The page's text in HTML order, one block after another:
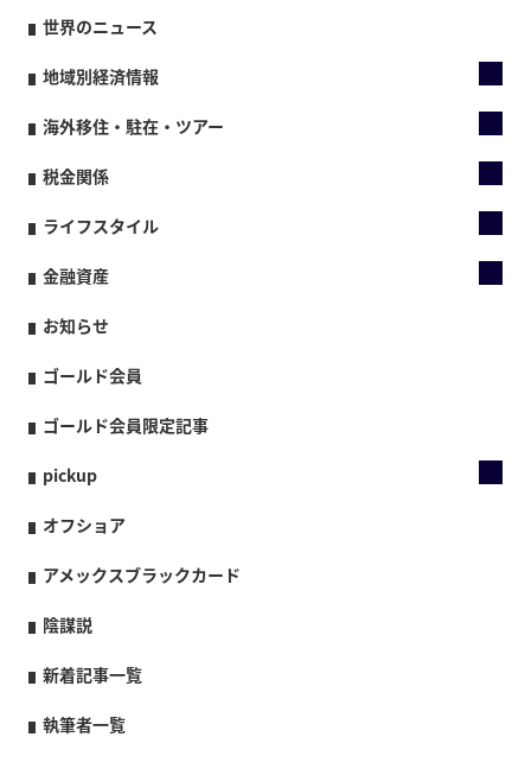
世界のニュース
地域別経済情報
海外移住・駐在・ツアー
税金関係
ライフスタイル
金融資産
お知らせ
ゴールド会員
ゴールド会員限定記事
pickup
オフショア
アメックスブラックカード
陰謀説
新着記事一覧
執筆者一覧